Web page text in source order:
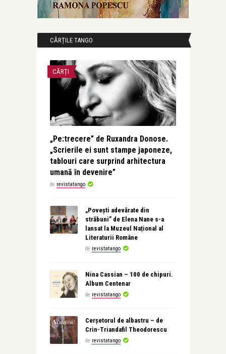
CĂRȚILE TANGO
CĂRȚI
„Pe:trecere” de Ruxandra Donose.
„Scrierile ei sunt stampe japoneze,
tablouri care surprind arhitectura
umană în devenire”
de revistatango
„Povești adevărate din
străbuni” de Elena Nane s-a
lansat la Muzeul Național al
Literaturii Române
de revistatango
Nina Cassian – 100 de chipuri.
Album Centenar
de revistatango
Cerșetorul de albastru – de
Crin-Triandafil Theodorescu
de revistatango